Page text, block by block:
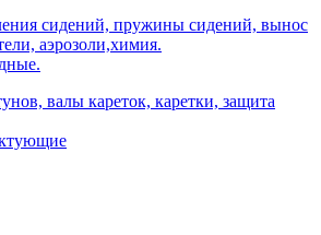
сидений, пружины сидений, вынос
аэрозоли,химия.
валы кареток, каретки, защита